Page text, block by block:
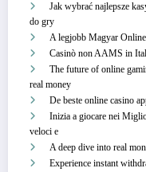
Jak wybrać najlepsze
do gry
A legjobb Magyar
Casinò non AAMS in
The future of online
real money
De beste online casino
Inizia a giocare nei
veloci e
A deep dive into real
Experience instant